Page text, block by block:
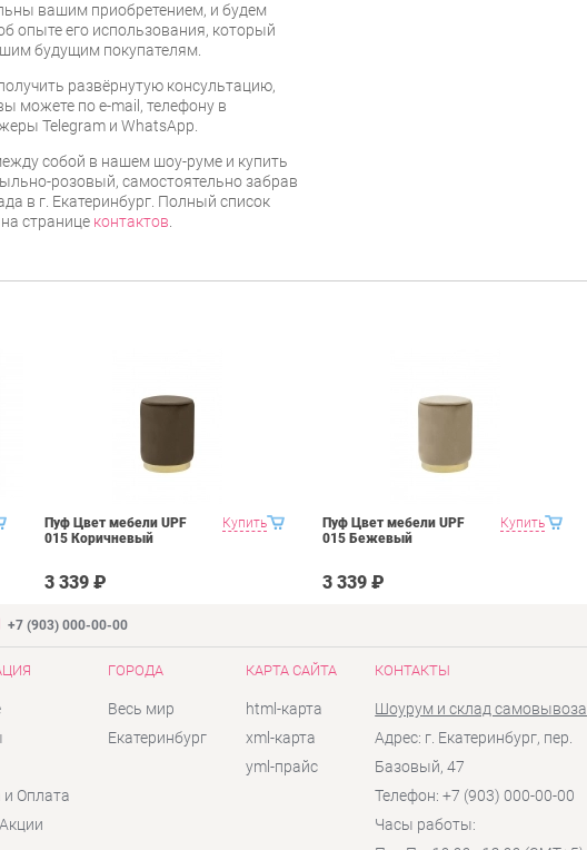
вашим приобретением, и будем
опыте его использования, который
будущим покупателям.
развёрнутую консультацию,
можете по e-mail, телефону в
Telegram и WhatsApp.
собой в нашем шоу-руме и купить
розовый, самостоятельно забрав
в г. Екатеринбург. Полный список
странице контактов.
Купить
Пуф Цвет мебели UPF
015 Коричневый
3 339 ₽
Купить
Пуф Цвет мебели UPF
015 Бежевый
3 339 ₽
+7 (903) 000-00-00
и Оплата
ГОРОДА
Весь мир
Екатеринбург
КАРТА САЙТА
html-карта
xml-карта
yml-прайс
КОНТАКТЫ
Шоурум и склад самовывоза
Адрес: г. Екатеринбург, пер.
Базовый, 47
Телефон: +7 (903) 000-00-00
Часы работы: